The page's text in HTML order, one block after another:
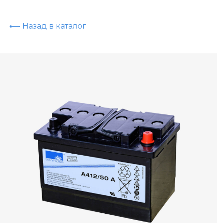
⟵ Назад в каталог